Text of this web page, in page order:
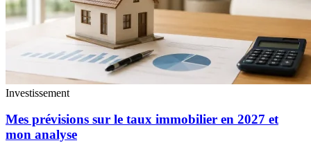
Investissement
Mes prévisions sur le taux immobilier en 2027 et
mon analyse